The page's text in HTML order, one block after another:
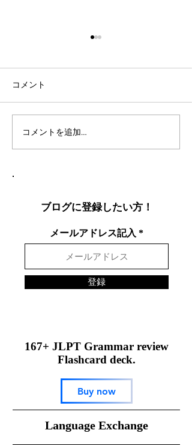
社会人言語交換のコツ：
効果的な言語交換方法を
コメント
コメントを追加…
ブログに登録したい方！
メールアドレス記入
登録
167+ JLPT Grammar review
Flashcard deck.
Buy now
​Language Exchange